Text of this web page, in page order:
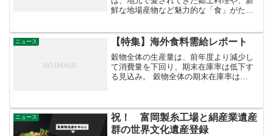
鮮な地場産物など魅力的な「食」がたく
なレシピを掲載しています。☆埼玉県の
魅力は「彩の国インフォ...
ニュース 【特集】海外食料需給レポート
穀物全体の生産量は、前年度より減少し
て消費量を下回り、期末在庫率は低下す
る見込み。 穀物全体の期末在庫率は
は、...
ニュース
祝！ 富岡製糸工場と絹産業遺産
群の世界文化遺産登録